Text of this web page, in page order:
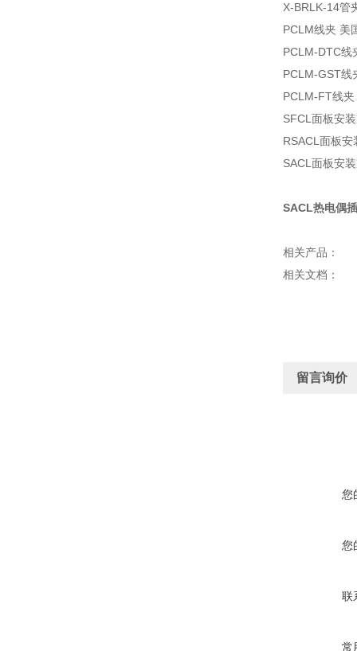
X-BRLK-14管
PCLM线夹 美
PCLM-DTC线
PCLM-GST线
PCLM-FT线
SFCL面板安
RSACL面板
SACL面板安
SACL热电偶
相关产品：
相关文档：
留言询价
您
您
联
常